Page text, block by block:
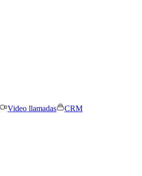
Video llamadas
CRM